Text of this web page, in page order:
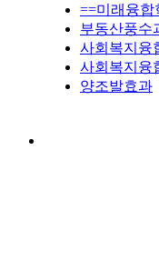
==미래융합
부동산풍수
사회복지융
사회복지융
양조발효과